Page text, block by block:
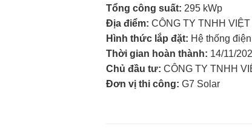
Tổng công suất: 295 kWp
Địa điểm: CÔNG TY TNHH
Hình thức lắp đặt: Hệ thống
Thời gian hoàn thành: 14/11/
Chủ đầu tư: CÔNG TY TNHH
Đơn vị thi công: G7 Solar